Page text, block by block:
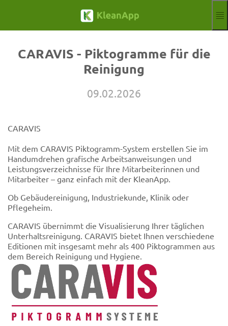
Blog
Hilfe
Webinarer
Job
Annoncere
DAAktuelle
CARAVIS - Piktogramme für die
Reinigung
09.02.2026
CARAVIS
Mit dem CARAVIS Piktogramm-System erstellen Sie im
Handumdrehen grafische Arbeitsanweisungen und
Leistungsverzeichnisse für Ihre Mitarbeiterinnen und
Mitarbeiter – ganz einfach mit der KleanApp.
Ob Gebäudereinigung, Industriekunde, Klinik oder
Pflegeheim.
CARAVIS übernimmt die Visualisierung Ihrer täglichen
Unterhaltsreinigung. CARAVIS bietet Ihnen verschiedene
Editionen mit insgesamt mehr als 400 Piktogrammen aus
dem Bereich Reinigung und Hygiene.